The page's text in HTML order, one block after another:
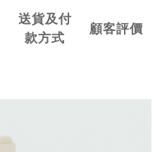
送貨及付
款方式
顧客評價